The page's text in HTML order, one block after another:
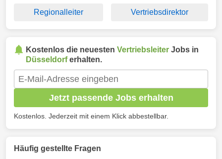
Regionalleiter Vertriebsdirektor
Kostenlos die neuesten Vertriebsleiter Jobs in
Düsseldorferhalten.
Jetzt passende Jobs erhalten
Kostenlos. Jederzeit mit einem Klick abbestellbar.
Häufig gestellte Fragen